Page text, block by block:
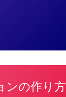
ンの作り方